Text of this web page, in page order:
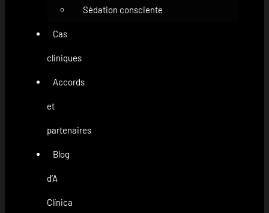
Sédation consciente
Cas
cliniques
Accords
et
partenaires
Blog
d’A
Clínica